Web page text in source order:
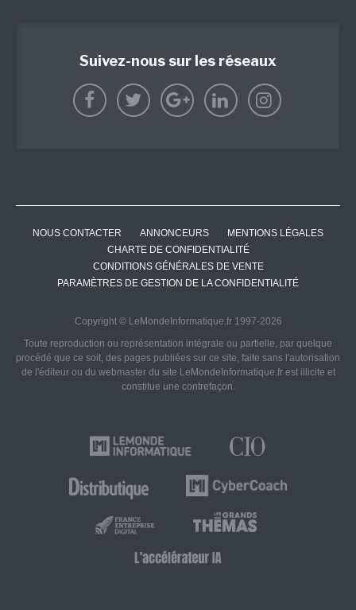
Suivez-nous sur les réseaux
NOUS CONTACTER ANNONCEURS
MENTIONS LÉGALES
CHARTE DE CONFIDENTIALITÉ
CONDITIONS GÉNÉRALES DE VENTE
PARAMÈTRES DE GESTION DE LA CONFIDENTIALITÉ
Copyright © LeMondeInformatique.fr 1997-2026
Toute reproduction ou représentation intégrale ou partielle, par quelque
procédé que ce soit, des pages publiées sur ce site, faite sans l'autorisation
de l'éditeur ou du webmaster du site LeMondeInformatique.fr est illicite et
constitue une contrefaçon.